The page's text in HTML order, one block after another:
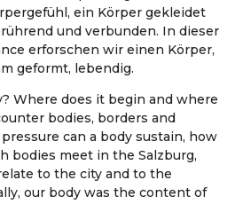
ein Körper gekleidet
und verbunden. In dieser
erforschen wir einen Körper,
geformt, lebendig.
Where does it begin and where
bodies, borders and
can a body sustain, how
bodies meet in the Salzburg,
to the city and to the
our body was the content of